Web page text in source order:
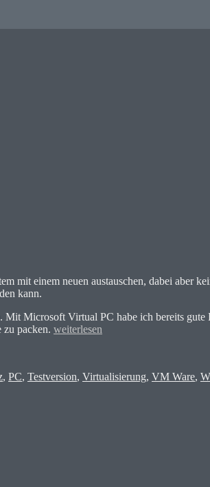
mit einem neuen austauschen, dabei aber
kann.
Microsoft Virtual PC habe ich bereits
zu packen. „Virtualisierung
weiterlesen
, PC, Testversion, Virtualisierung, VM Ware,